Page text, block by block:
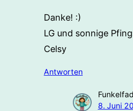
Danke! :)
LG und sonnige
Celsy
Antworten
8. Juni